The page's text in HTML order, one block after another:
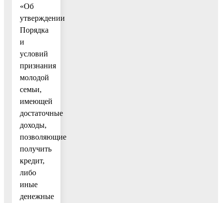
«Об
утверждении
Порядка
и
условий
признания
молодой
семьи,
имеющей
достаточные
доходы,
позволяющие
получить
кредит,
либо
иные
денежные